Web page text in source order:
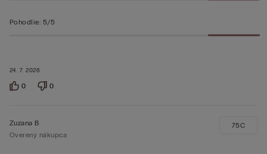
24. 7. 2026
Pohodlie: 5/5
0 0
Zuzana B
Overený nákupca
75C